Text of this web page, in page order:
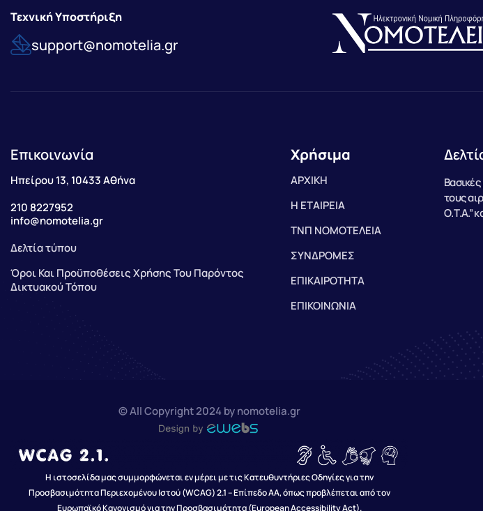
Τεχνική Υποστήριξη
support@nomotelia.gr
Επικοινωνία
Ηπείρου 13, 10433 Αθήνα
210 8227952
info@nomotelia.gr
Δελτία τύπου
Όροι Και Προϋποθέσεις Χρήσης Του Παρόντος
Δικτυακού Τόπου
Χρήσιμα
ΑΡΧΙΚΗ
Η ΕΤΑΙΡΕΙΑ
ΤΝΠ ΝΟΜΟΤΕΛΕΙΑ
ΣΥΝΔΡΟΜΕΣ
ΕΠΙΚΑΙΡΟΤΗΤΑ
ΕΠΙΚΟΙΝΩΝΙΑ
τους
Ο.Τ.Α.”
© All Copyright 2024 by nomotelia.gr
Η ιστοσελίδα μας συμμορφώνεται εν μέρει με τις Κατευθυντήριες Οδηγίες για την
Προσβασιμότητα Περιεχομένου Ιστού (WCAG) 2.1 – Επίπεδο AA, όπως προβλέπεται από τον
Ευρωπαϊκό Κανονισμό για την Προσβασιμότητα (European Accessibility Act).